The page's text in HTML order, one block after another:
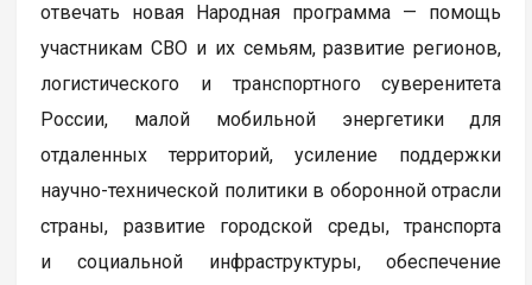
отвечать новая Народная программа — помощь
участникам СВО и их семьям, развитие регионов,
логистического и транспортного суверенитета
России, малой мобильной энергетики для
отдаленных территорий, усиление поддержки
научно-технической политики в оборонной отрасли
страны, развитие городской среды, транспорта
и социальной инфраструктуры, обеспечение